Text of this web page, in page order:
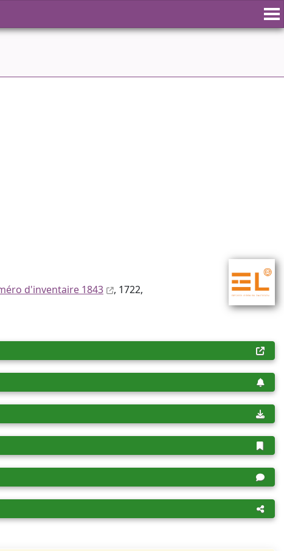
d'inventaire 1843
, 1722,